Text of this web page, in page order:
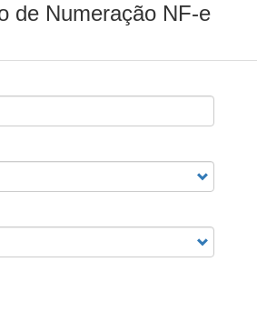
de Numeração NF-e